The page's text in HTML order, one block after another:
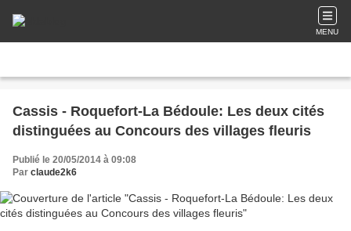
MENU
Cassis - Roquefort-La Bédoule: Les deux cités
distinguées au Concours des villages fleuris
Publié le 20/05/2014 à 09:08
Par claude2k6